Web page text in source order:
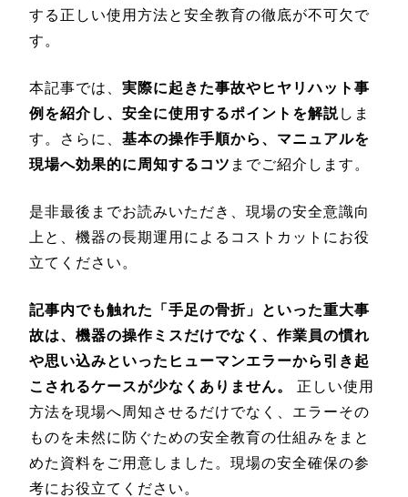
する正しい使用方法と安全教育の徹底が不可欠で
す。
本記事では、 実際に起きた事故やヒヤリハット事
例を紹介し、安全に使用するポイントを解説しま
す。さらに、 基本の操作手順から、マニュアルを
現場へ効果的に周知するコツ までご紹介します。
是非最後までお読みいただき、現場の安全意識向
上と、機器の長期運用によるコストカットにお役
立てください。
記事内でも触れた「手足の骨折」といった重大事
故は、機器の操作ミスだけでなく、作業員の慣れ
や思い込みといったヒューマンエラーから引き起
こされるケースが少なくありません。
正しい使用
方法を現場へ周知させるだけでなく、エラーその
ものを未然に防ぐための安全教育の仕組みをまと
めた資料をご用意しました。現場の安全確保の参
考にお役立てください。